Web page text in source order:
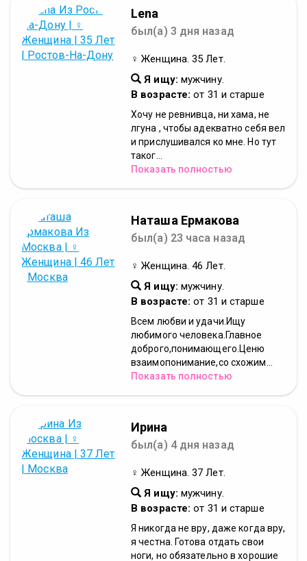
Lena
был(а) 3 дня назад
♀ Женщина. 35 Лет.
Я ищу: мужчину.
В возрасте: от 31 и старше
Хочу не ревнивца, ни хама, не
лгуна , чтобы адекватно себя вел
и прислушивался ко мне. Но тут
таког...
Показать полностью
Наташa Ермакова
был(а) 23 часа назад
♀ Женщина. 46 Лет.
Я ищу: мужчину.
В возрасте: от 31 и старше
Всем любви и удачи.Ищу
любимого человека.Главное
доброго,понимающего.Ценю
взаимопонимание,со схожим...
Показать полностью
Ирина
был(а) 4 дня назад
♀ Женщина. 37 Лет.
Я ищу: мужчину.
В возрасте: от 31 и старше
Я никогда не вру, даже когда вру,
я честна. Готова отдать свои
ноги, но обязательно в хорошие